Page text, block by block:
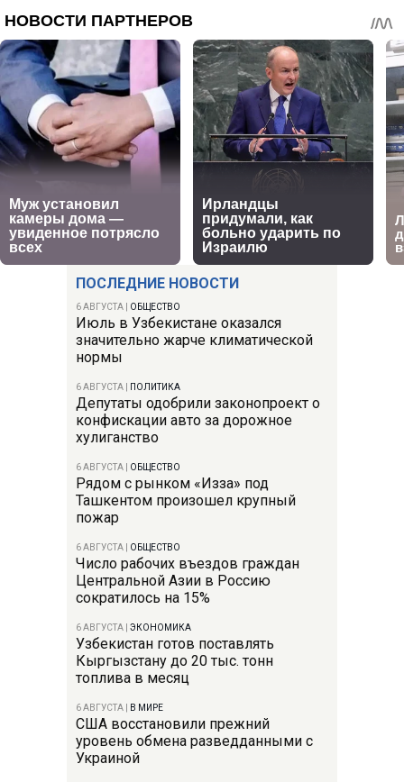
ПОСЛЕДНИЕ НОВОСТИ
6 АВГУСТА ОБЩЕСТВО
Июль в Узбекистане оказался
значительно жарче климатической
нормы
6 АВГУСТА ПОЛИТИКА
Депутаты одобрили законопроект о
конфискации авто за дорожное
хулиганство
6 АВГУСТА ОБЩЕСТВО
Рядом с рынком «Изза» под
Ташкентом произошел крупный
пожар
6 АВГУСТА ОБЩЕСТВО
Число рабочих въездов граждан
Центральной Азии в Россию
сократилось на 15%
6 АВГУСТА ЭКОНОМИКА
Узбекистан готов поставлять
Кыргызстану до 20 тыс. тонн
топлива в месяц
6 АВГУСТА В МИРЕ
США восстановили прежний
уровень обмена разведданными с
Украиной